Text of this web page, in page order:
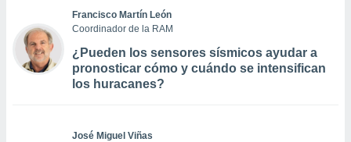
Francisco Martín León
Coordinador de la RAM
¿Pueden los sensores sísmicos ayudar a
pronosticar cómo y cuándo se intensifican
los huracanes?
José Miguel Viñas